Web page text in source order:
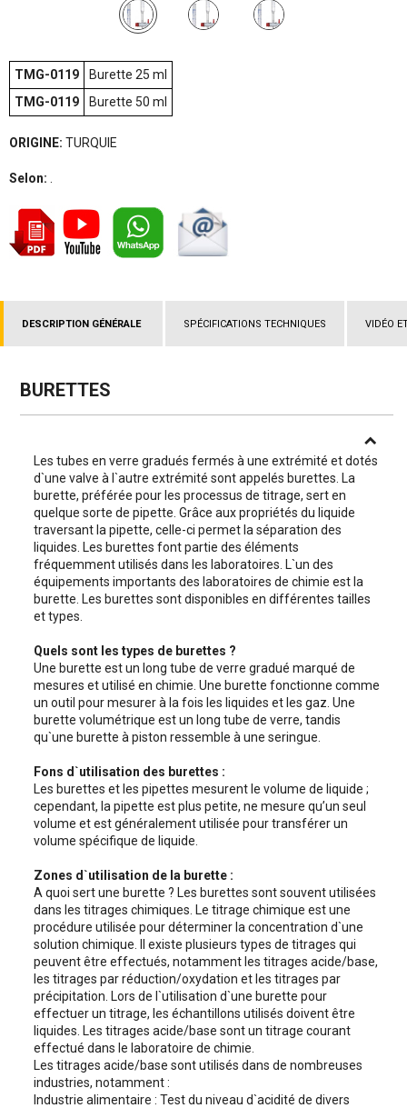
TMG-0119
Burette 25 ml
TMG-0119
Burette 50 ml
ORIGINE: TURQUIE
Selon:
DESCRIPTION GÉNÉRALE SPÉCIFICATIONS TECHNIQUES VIDÉO
BURETTES
Les tubes en verre gradués fermés à une extrémité et dotés
d`une valve à l`autre extrémité sont appelés burettes. La
burette, préférée pour les processus de titrage, sert en
quelque sorte de pipette. Grâce aux propriétés du liquide
traversant la pipette, celle-ci permet la séparation des
liquides. Les burettes font partie des éléments
fréquemment utilisés dans les laboratoires. L`un des
équipements importants des laboratoires de chimie est la
burette. Les burettes sont disponibles en différentes tailles
et types.
Quels sont les types de burettes ?
Une burette est un long tube de verre gradué marqué de
mesures et utilisé en chimie. Une burette fonctionne comme
un outil pour mesurer à la fois les liquides et les gaz. Une
burette volumétrique est un long tube de verre, tandis
qu`une burette à piston ressemble à une seringue.
Fons d`utilisation des burettes :
Les burettes et les pipettes mesurent le volume de liquide ;
cependant, la pipette est plus petite, ne mesure qu’un seul
volume et est généralement utilisée pour transférer un
volume spécifique de liquide.
Zones d`utilisation de la burette :
A quoi sert une burette ? Les burettes sont souvent utilisées
dans les titrages chimiques. Le titrage chimique est une
procédure utilisée pour déterminer la concentration d`une
solution chimique. Il existe plusieurs types de titrages qui
peuvent être effectués, notamment les titrages acide/base,
les titrages par réduction/oxydation et les titrages par
précipitation. Lors de l`utilisation d`une burette pour
effectuer un titrage, les échantillons utilisés doivent être
liquides. Les titrages acide/base sont un titrage courant
effectué dans le laboratoire de chimie.
Les titrages acide/base sont utilisés dans de nombreuses
industries, notamment :
Industrie alimentaire : Test du niveau d`acidité de divers